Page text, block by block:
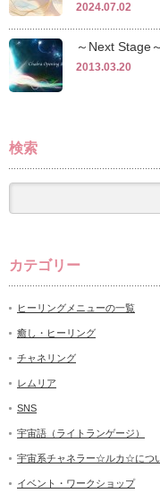
2024.07.02
～Next Stage
2013.03.20
検索
カテゴリー
ヒーリングメニューの一覧
癒し・ヒーリング
チャネリング
レムリア
SNS
宇宙語（ライトランゲージ）
宇宙系チャネラー☆ルカ☆につ
イベント・ワークショップ